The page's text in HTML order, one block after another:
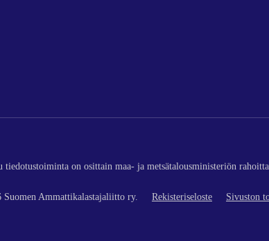
on osittain maa- ja metsätalousministeriön
Ammattikalastajaliitto ry. Rekisteriseloste Sivuston